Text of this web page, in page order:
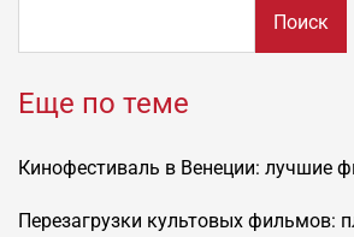
Поиск
Еще по теме
Кинофестиваль в Венеции: лучшие
Перезагрузки культовых фильмов: